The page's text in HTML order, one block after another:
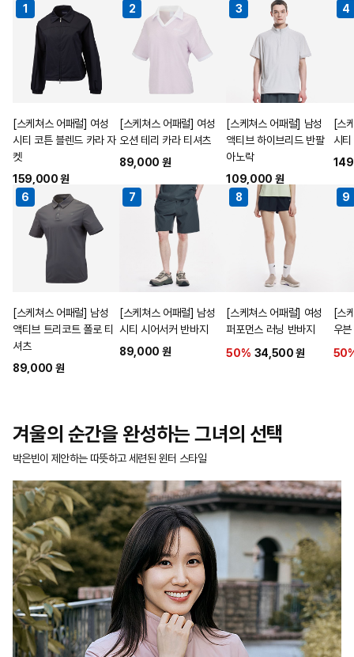
1
[스케쳐스 어패럴] 여성
시티 코튼 블렌드 카라 자
켓
159,000 원
2
[스케쳐스 어패럴] 여성
오션 테리 카라 티셔츠
89,000 원
3
[스케쳐스 어패럴] 남성
액티브 하이브리드 반팔
아노락
109,000 원
4
[스
시
6
[스케쳐스 어패럴] 남성
액티브 트리코트 폴로 티
셔츠
89,000 원
7
[스케쳐스 어패럴] 남성
시티 시어서커 반바지
89,000 원
8
[스케쳐스 어패럴] 여성
퍼포먼스 러닝 반바지
50% 34,500 원
9
[스
우
겨울의 순간을 완성하는 그녀의 선택
박은빈이 제안하는 따뜻하고 세련된 윈터 스타일